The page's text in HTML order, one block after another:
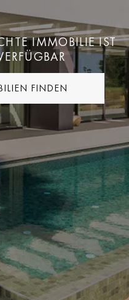
IMMOBILIE IST
FINDEN